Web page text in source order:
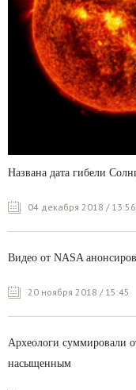
Названа дата гибели
04 декабря 2018 / 13:56
Видео от NASA
20 ноября 2018 / 15:45
Археологи суммировали
насыщенным